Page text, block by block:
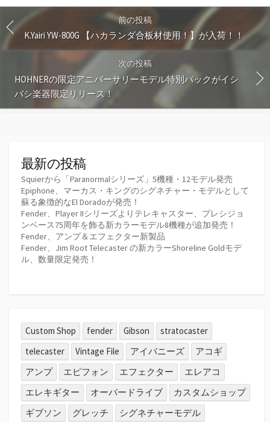
前の投稿
K.Yairi YW-800G 【ハカランダ合板材使用！】が入荷！！
次の投稿
HOHNERの限定アニバーサリーモデル特別パックがイシ
バシ楽器限定リリース！
最新の投稿
Squierから「Paranormalシリーズ」5機種・12モデル発売
Epiphone、マーカス・キングのシグネチャー・モデルとして
蘇る象徴的なEl Doradoが発売！
Fender、Player IIシリーズよりテレキャスター、プレシジョ
ンベース75周年を飾る新カラーモデル8機種が追加発売！
Fender、アンプ＆エフェクター新製品
Fender、Jim Root Telecaster の新カラーShoreline Goldモデ
ル、数量限定発売！
Custom Shop fender Gibson
stratocaster
telecaster
Vintage File アイバニーズ
アコギ
アンプ
エピフォン エフェクター
エレアコ
エレキギター
オーバードライブ
カスタムショップ
ギブソン
グレッチ シグネチャーモデル